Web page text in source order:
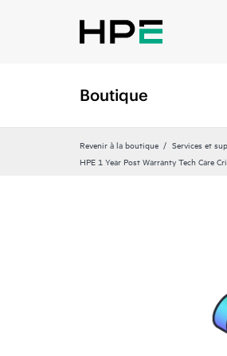
Boutique
Revenir à la boutique Services et
HPE 1 Year Post Warranty Tech Care